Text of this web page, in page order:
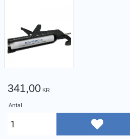
341,00 KR
Antal
Lägg till i